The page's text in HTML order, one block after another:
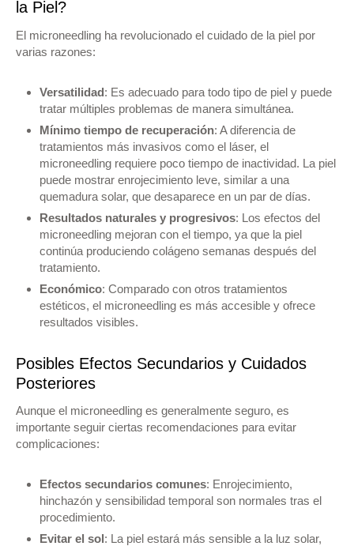
la Piel?
El microneedling ha revolucionado el cuidado de la piel por
varias razones:
Versatilidad: Es adecuado para todo tipo de piel y puede
tratar múltiples problemas de manera simultánea.
Mínimo tiempo de recuperación: A diferencia de
tratamientos más invasivos como el láser, el
microneedling requiere poco tiempo de inactividad. La piel
puede mostrar enrojecimiento leve, similar a una
quemadura solar, que desaparece en un par de días.
Resultados naturales y progresivos: Los efectos del
microneedling mejoran con el tiempo, ya que la piel
continúa produciendo colágeno semanas después del
tratamiento.
Económico: Comparado con otros tratamientos
estéticos, el microneedling es más accesible y ofrece
resultados visibles.
Posibles Efectos Secundarios y Cuidados
Posteriores
Aunque el microneedling es generalmente seguro, es
importante seguir ciertas recomendaciones para evitar
complicaciones:
Efectos secundarios comunes: Enrojecimiento,
hinchazón y sensibilidad temporal son normales tras el
procedimiento.
Evitar el sol: La piel estará más sensible a la luz solar,